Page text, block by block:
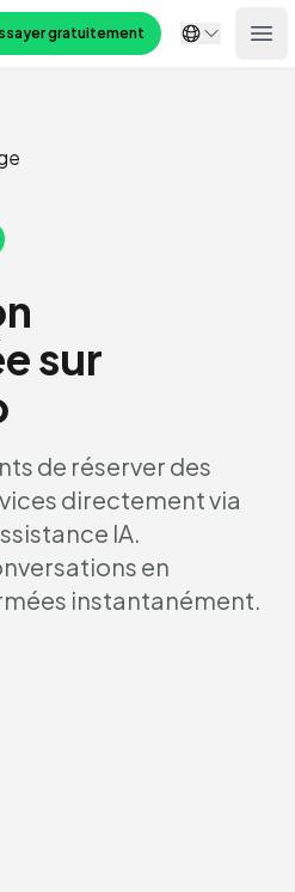
gratuitement
sur
de réserver des
directement via
IA.
en
instantanément.